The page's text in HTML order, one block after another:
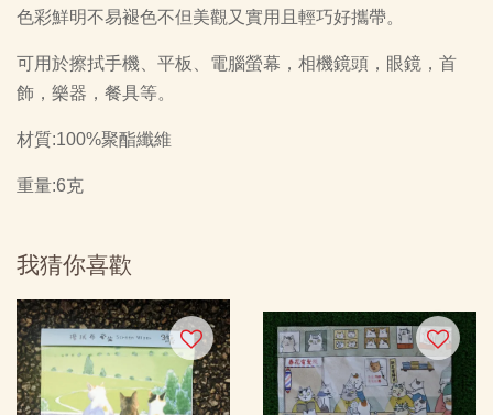
色彩鮮明不易褪色不但美觀又實用且輕巧好攜帶。
可用於擦拭手機、平板、電腦螢幕，相機鏡頭，眼鏡，首
飾，樂器，餐具等。
材質:100%聚酯纖維
重量:6克
我猜你喜歡